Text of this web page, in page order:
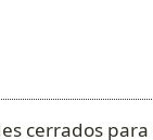
cerrados para